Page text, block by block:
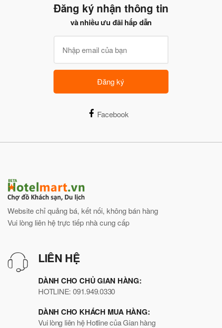
Đăng ký nhận thông tin
và nhiều ưu đãi hấp dẫn
Đăng ký
Facebook
Website chỉ quảng bá, kết nối, không bán hàng
Vui lòng liên hệ trực tiếp nhà cung cấp
LIÊN HỆ
DÀNH CHO CHỦ GIAN HÀNG:
HOTLINE: 091.949.0330
DÀNH CHO KHÁCH MUA HÀNG:
Vui lòng liên hệ Hotline của Gian hàng